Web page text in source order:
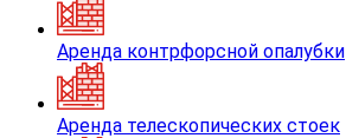
Аренда контрфорсной опалубки
Аренда телескопических стоек